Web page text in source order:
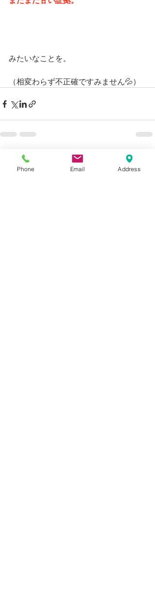
みたいなことを。
（相変わらず不正確ですみません💦）
最新記事 すべて表示
Phone Email Address